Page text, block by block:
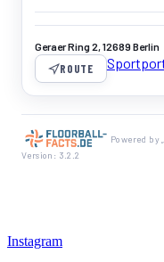
Geraer Ring 2, 12689 Berlin
ROUTE
Powered by
Version: 3.2.2
Instagram